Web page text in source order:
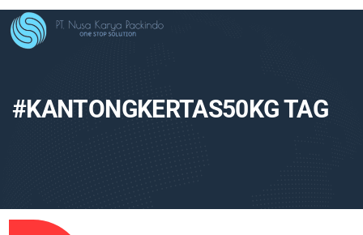
#KANTONGKERTAS50KG TAG